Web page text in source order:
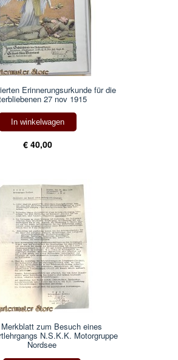
Erinnerungsurkunde für die
27 nov 1915
In winkelwagen
€ 40,00
zum Besuch eines
N.S.K.K. Motorgruppe
Nordsee